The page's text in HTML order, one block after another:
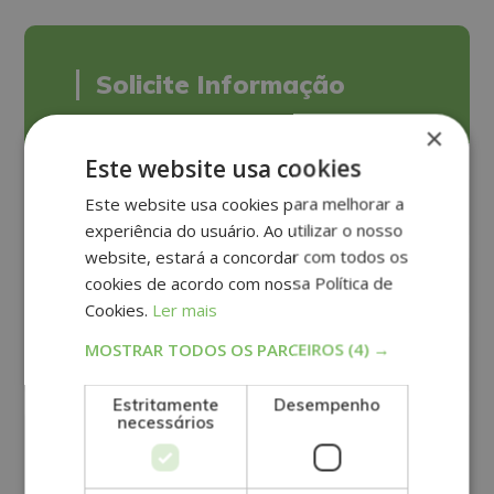
Solicite Informação
×
Este website usa cookies
Este website usa cookies para melhorar a
experiência do usuário. Ao utilizar o nosso
website, estará a concordar com todos os
cookies de acordo com nossa Política de
Cookies. Ler mais
MOSTRAR TODOS OS PARCEIROS (4) →
Estritamente
necessários
Desempenho